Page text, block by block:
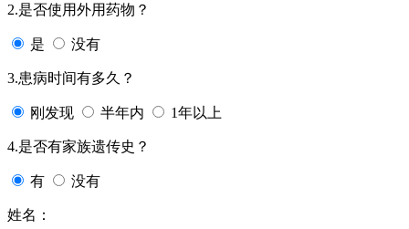
2.是否使用外用药物？
是 没有
3.患病时间有多久？
刚发现 半年内 1年以上
4.是否有家族遗传史？
有 没有
姓名：